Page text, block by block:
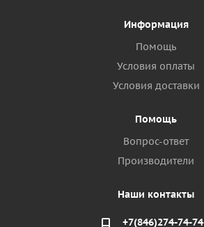
Информация
Помощь
Условия оплаты
Условия доставки
Помощь
Вопрос-ответ
Производители
Наши контакты
+7(846)274-74-74